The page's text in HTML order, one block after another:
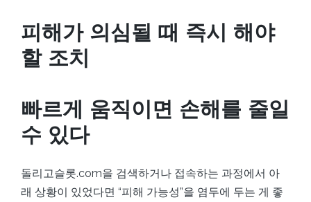
피해가 의심될 때 즉시 해야
할 조치
빠르게 움직이면 손해를 줄일
수 있다
돌리고슬롯.com을 검색하거나 접속하는 과정에서 아
래 상황이 있었다면 “피해 가능성”을 염두에 두는 게 좋